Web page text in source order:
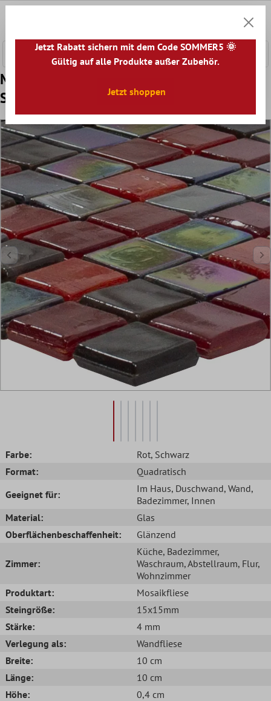
Muster von Glasmosaik Fliesen Salsa Rot
Schwarz
Farbe: Rot, Schwarz
Format:
Quadratisch
Geeignet für:
Im Haus, Duschwand, Wand,
Badezimmer, Innen
Material:
Glas
Oberflächenbeschaffenheit:
Glänzend
Zimmer:
Küche, Badezimmer,
Waschraum, Abstellraum, Flur,
Wohnzimmer
Produktart:
Mosaikfliese
Steingröße:
15x15mm
Stärke:
4 mm
Verlegung als:
Wandfliese
Breite:
10 cm
Länge:
10 cm
Höhe:
0,4 cm
Jetzt Rabatt sichern mit dem Code SOMMER5 🌞
Gültig auf alle Produkte außer Zubehör.
Jetzt shoppen